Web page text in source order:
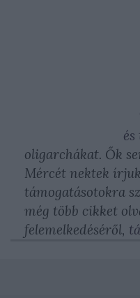
oligarchákat. Ők
Mércét nektek
támogatásotokra
még több cikket
felemelkedéséről,